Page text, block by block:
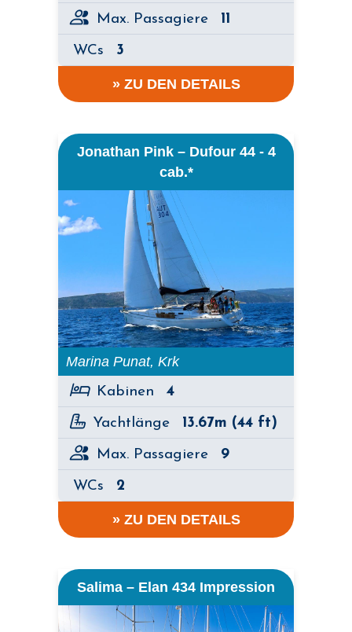
Max. Passagiere 11
WCs 3
» ZU DEN DETAILS
Jonathan Pink – Dufour 44 - 4
cab.*
Marina Punat, Krk
Kabinen 4
Yachtlänge 13.67m (44 ft)
Max. Passagiere 9
WCs 2
» ZU DEN DETAILS
Salima – Elan 434 Impression